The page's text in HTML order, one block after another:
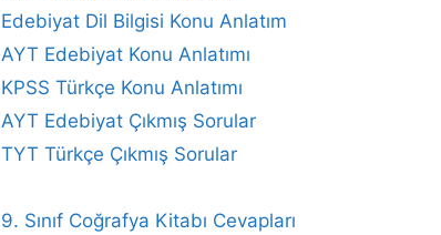
Edebiyat Dil Bilgisi Konu Anlatım
AYT Edebiyat Konu Anlatımı
KPSS Türkçe Konu Anlatımı
AYT Edebiyat Çıkmış Sorular
TYT Türkçe Çıkmış Sorular
9. Sınıf Coğrafya Kitabı Cevapları